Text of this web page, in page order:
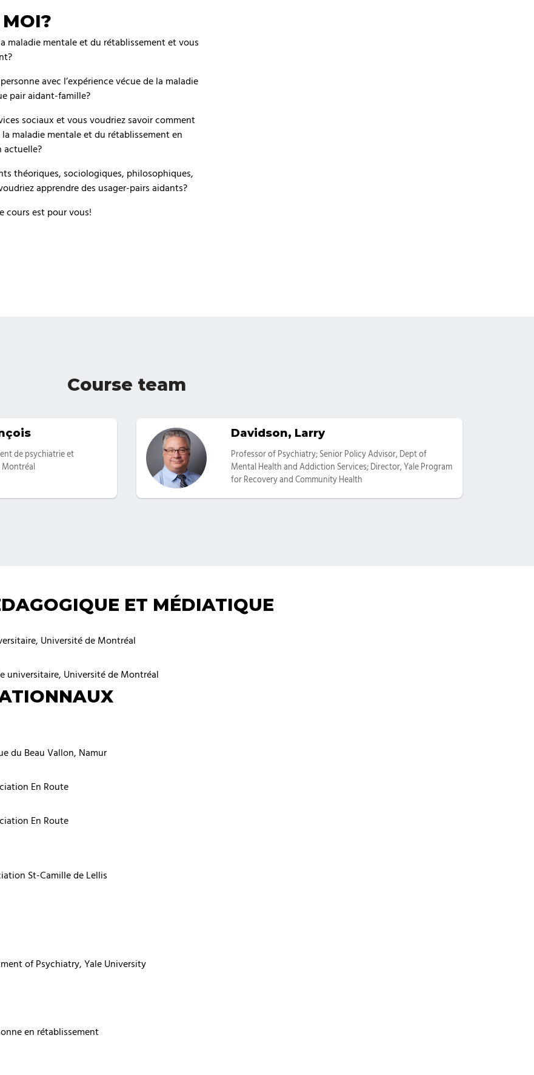
MOI?
maladie mentale et du rétablissement et vous
avec l’expérience vécue de la maladie
pair aidant-famille?
sociaux et vous voudriez savoir comment
maladie mentale et du rétablissement en
actuelle?
théoriques, sociologiques, philosophiques,
apprendre des usager-pairs aidants?
cours est pour vous!
Course team
de psychiatrie et
Davidson, Larry
Categories
Professor of Psychiatry; Senior Policy Advisor, Dept of
Mental Health and Addiction Services; Director, Yale Program
for Recovery and Community Health
ET MÉDIATIQUE
Université de Montréal
universitaire, Université de Montréal
du Beau Vallon, Namur
En Route
En Route
St-Camille de Lellis
of Psychiatry, Yale University
en rétablissement